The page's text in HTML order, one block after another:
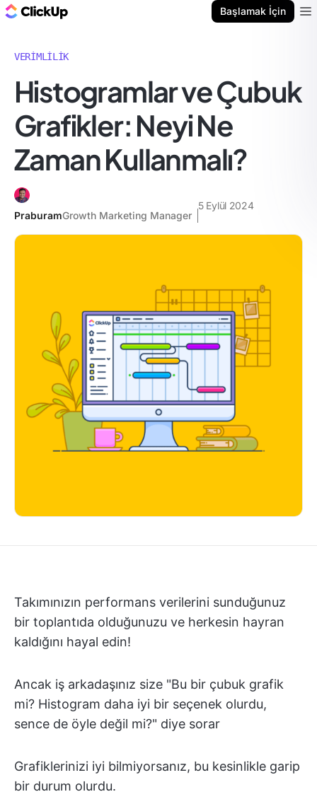
Başlamak İçin
VERIMLILIK
Histogramlar ve Çubuk
Grafikler: Neyi Ne
Zaman Kullanmalı?
PraburamGrowth Marketing Manager
5 Eylül 2024
Takımınızın performans verilerini sunduğunuz
bir toplantıda olduğunuzu ve herkesin hayran
kaldığını hayal edin!
Ancak iş arkadaşınız size "Bu bir çubuk grafik
mi? Histogram daha iyi bir seçenek olurdu,
sence de öyle değil mi?" diye sorar
Grafiklerinizi iyi bilmiyorsanız, bu kesinlikle garip
bir durum olurdu.